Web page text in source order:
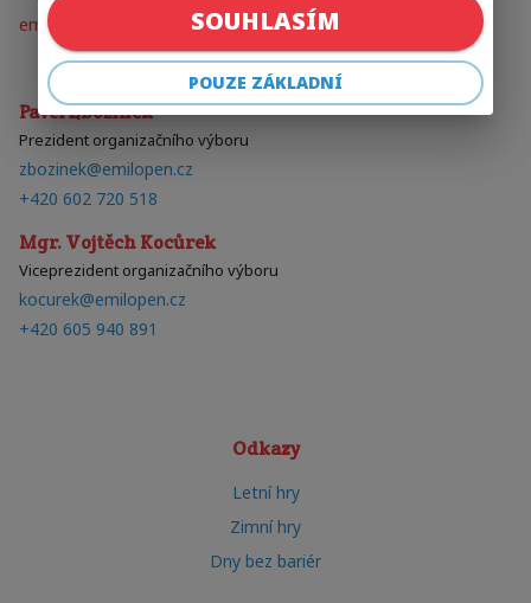
emilova-sportovní.cz
Organizační výbor
Pavel Zbožínek
Prezident organizačního výboru
zbozinek@emilopen.cz
+420 602 720 518
Mgr. Vojtěch Kocůrek
Viceprezident organizačního výboru
kocurek@emilopen.cz
+420 605 940 891
Odkazy
Letní hry
Zimní hry
Dny bez bariér
POUZE ZÁKLADNÍ
SOUHLASÍM